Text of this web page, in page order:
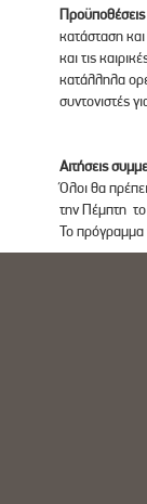
κατάσταση
και τις
κατάλληλα
συντονιστές
Αιτήσεις
Όλοι θα
την Πέμπτη
Το πρόγραμμα